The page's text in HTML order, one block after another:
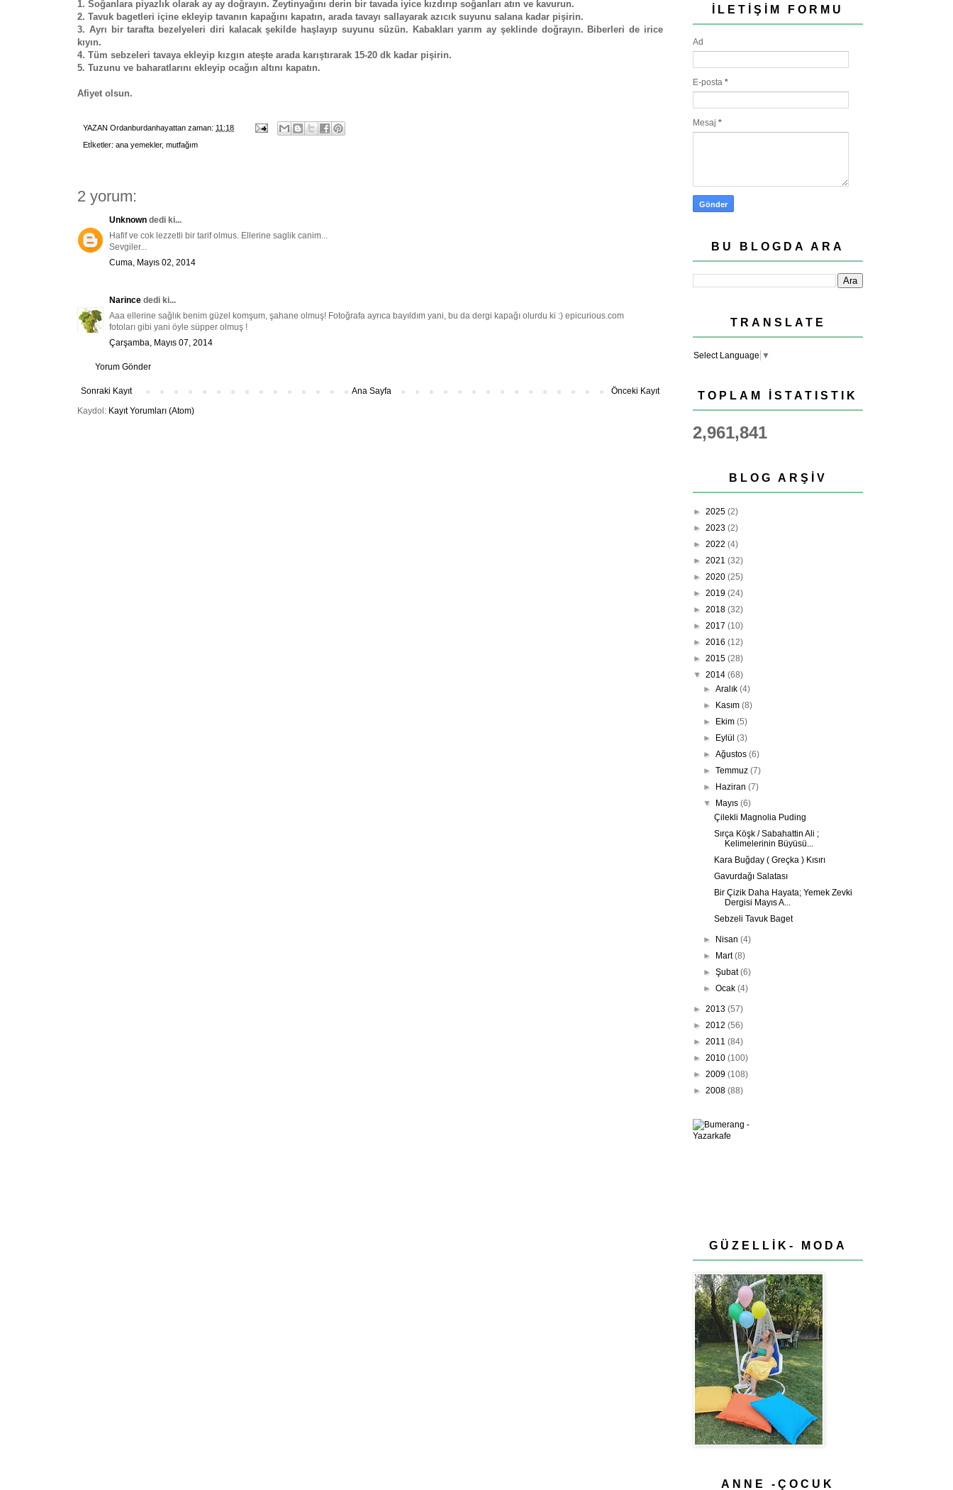
1. Soğanlara piyazlık olarak ay ay doğrayın. Zeytinyağını derin bir tavada iyice kızdırıp soğanları atın ve kavurun.
2. Tavuk bagetleri içine ekleyip tavanın kapağını kapatın, arada tavayı sallayarak azıcık suyunu salana kadar pişirin.
3. Ayrı bir tarafta bezelyeleri diri kalacak şekilde haşlayıp suyunu süzün. Kabakları yarım ay şeklinde doğrayın. Biberleri de irice
kıyın.
4. Tüm sebzeleri tavaya ekleyip kızgın ateşte arada karıştırarak 15-20 dk kadar pişirin.
5. Tuzunu ve baharatlarını ekleyip ocağın altını kapatın.
Afiyet olsun.
YAZAN Ordanburdanhayattan zaman: 11:18
Etİketler: ana yemekler, mutfağım
2 yorum:
Unknown dedi ki...
Hafif ve cok lezzetli bir tarif olmus. Ellerine saglik canim...
Sevgiler...
Cuma, Mayıs 02, 2014
Narince dedi ki...
Aaa ellerine sağlık benim güzel komşum, şahane olmuş! Fotoğrafa ayrıca bayıldım yani, bu da dergi kapağı olurdu ki :) epicurious.com
fotoları gibi yani öyle süpper olmuş !
Çarşamba, Mayıs 07, 2014
Yorum Gönder
Sonraki Kayıt Önceki Kayıt
Ana Sayfa
Kaydol: Kayıt Yorumları (Atom)
İLETIŞIM FORMU
Ad
E-posta *
Mesaj *
BU BLOGDA ARA
TRANSLATE
Select Language ▼
TOPLAM İSTATISTIK
2,961,841
BLOG ARŞIV
► 2025 (2)
► 2023 (2)
► 2022 (4)
► 2021 (32)
► 2020 (25)
► 2019 (24)
► 2018 (32)
► 2017 (10)
► 2016 (12)
► 2015 (28)
▼ 2014 (68)
►Aralık(4)
► Kasım(8)
► Ekim(5)
► Eylül(3)
►Ağustos(6)
►Temmuz(7)
► Haziran(7)
▼ Mayıs(6)
Çilekli Magnolia Puding
Sırça Köşk / Sabahattin Ali ;
Kelimelerinin Büyüsü...
Kara Buğday ( Greçka ) Kısırı
Gavurdağı Salatası
Bir Çizik Daha Hayata; Yemek Zevki
Dergisi Mayıs A...
Sebzeli Tavuk Baget
► Nisan(4)
► Mart(8)
►Şubat(6)
►Ocak(4)
► 2013 (57)
► 2012 (56)
► 2011 (84)
► 2010 (100)
► 2009 (108)
► 2008 (88)
GÜZELLİK- MODA
ANNE -ÇOCUK